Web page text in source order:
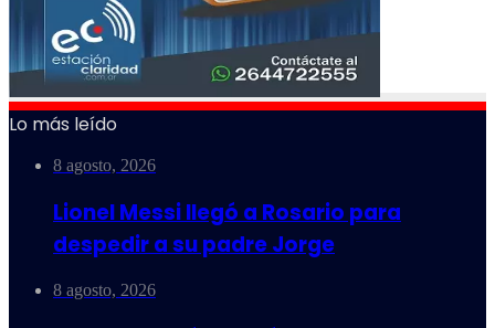
Lo más leído
8 agosto, 2026
Lionel Messi llegó a Rosario para
despedir a su padre Jorge
8 agosto, 2026